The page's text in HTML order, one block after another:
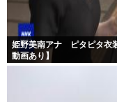
姫野美南アナ ピタピタ衣
動画あり】